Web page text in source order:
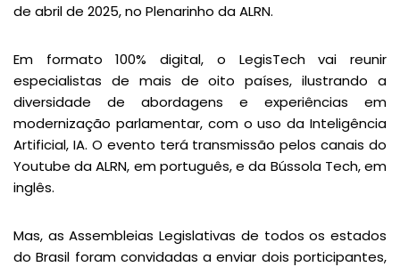
de abril de 2025, no Plenarinho da ALRN.
Em formato 100% digital, o LegisTech vai reunir
especialistas de mais de oito países, ilustrando a
diversidade de abordagens e experiências em
modernização parlamentar, com o uso da Inteligência
Artificial, IA. O evento terá transmissão pelos canais do
Youtube da ALRN, em português, e da Bússola Tech, em
inglês.
Mas, as Assembleias Legislativas de todos os estados
do Brasil foram convidadas a enviar dois porticipantes,